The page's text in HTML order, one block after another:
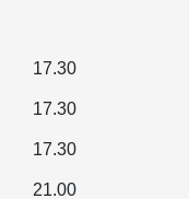
17.30
17.30
17.30
21.00